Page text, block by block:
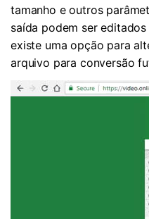
tamanho e outros
saída podem ser
existe uma opção para
arquivo para conversão